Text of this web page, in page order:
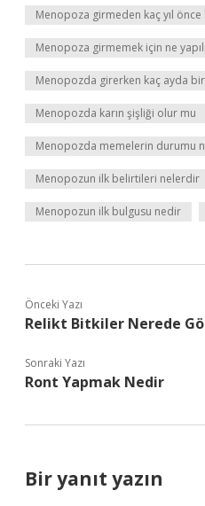
Menopoza girmeden kaç yıl
Menopoza girmemek için ne
Menopozda girerken kaç ayda
Menopozda karın şişliği olur mu
Menopozda memelerin durumu
Menopozun ilk belirtileri nelerdir
Menopozun ilk bulgusu nedir
Önceki Yazı
Relikt Bitkiler Nerede
Sonraki Yazı
Ront Yapmak Nedir
Bir yanıt yazın